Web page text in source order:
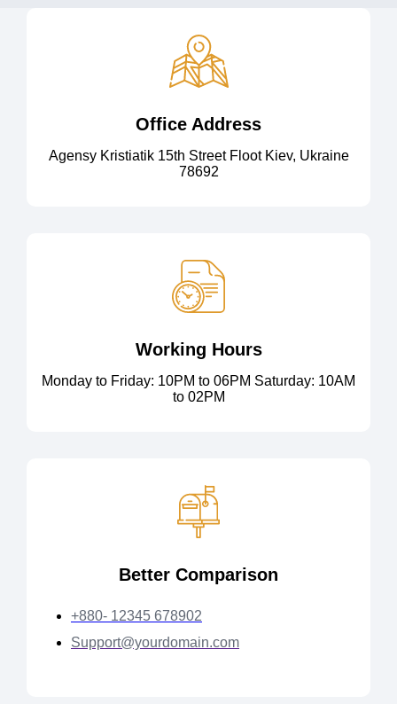
Office Address
Agensy Kristiatik 15th Street Floot Kiev, Ukraine
78692
Working Hours
Monday to Friday: 10PM to 06PM Saturday: 10AM
to 02PM
Better Comparison
+880- 12345 678902
Support@yourdomain.com